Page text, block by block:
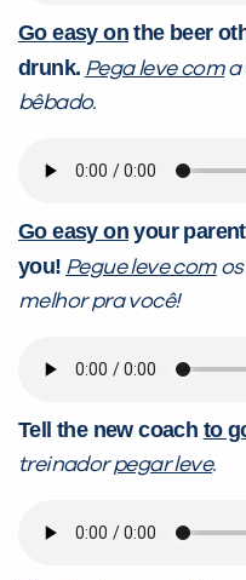
Go easy on the beer
drunk. Pega leve coma
bêbado.
Go easy on your
you! Pegue leve comos
melhor pra você!
Tell the new coach to
treinadorpegar leve.